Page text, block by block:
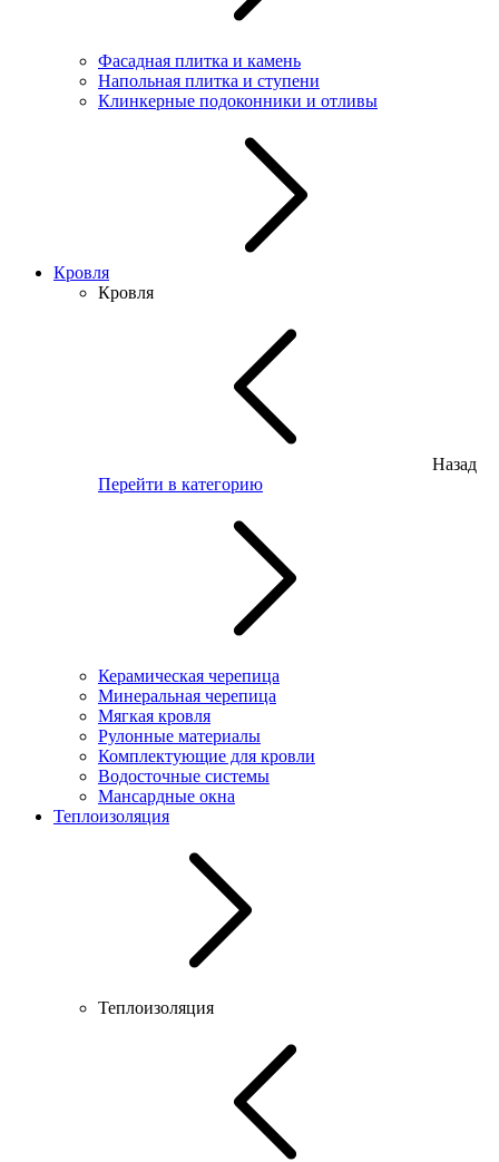
Фасадная плитка и камень
Напольная плитка и ступени
Клинкерные подоконники и отливы
Кровля
Кровля
Назад
Перейти в категорию
Керамическая черепица
Минеральная черепица
Мягкая кровля
Рулонные материалы
Комплектующие для кровли
Водосточные системы
Мансардные окна
Теплоизоляция
Теплоизоляция